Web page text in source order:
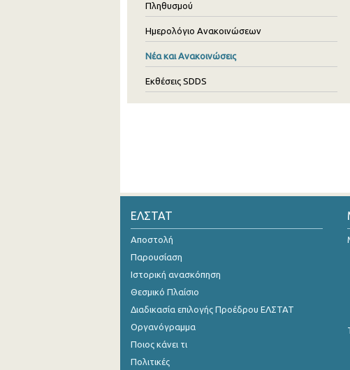
Πληθυσμού
Ημερολόγιο Ανακοινώσεων
Νέα και Ανακοινώσεις
Εκθέσεις SDDS
ΕΛΣΤΑΤ
Αποστολή
Παρουσίαση
Ιστορική ανασκόπηση
Θεσμικό Πλαίσιο
Διαδικασία επιλογής Προέδρου ΕΛΣΤΑΤ
Οργανόγραμμα
Ποιος κάνει τι
Πολιτικές